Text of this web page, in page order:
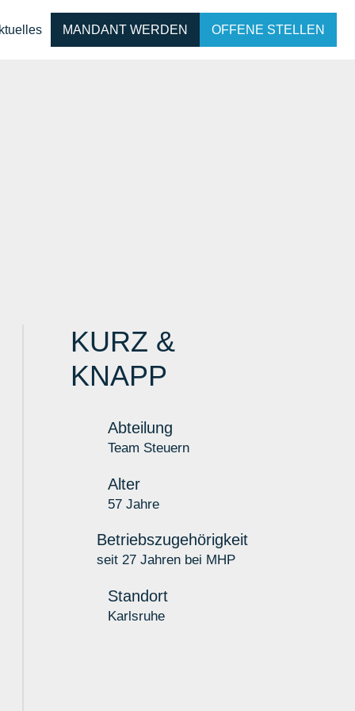
MANDANT WERDEN OFFENE STELLEN
KURZ &
KNAPP
Abteilung
Team Steuern
Alter
57 Jahre
Betriebszugehörigkeit
seit 27 Jahren bei MHP
Standort
Karlsruhe